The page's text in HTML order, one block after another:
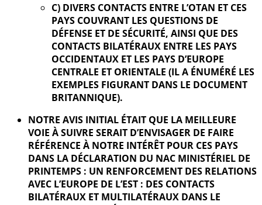
C) DIVERS CONTACTS ENTRE L’OTAN ET CES
PAYS COUVRANT LES QUESTIONS DE
DÉFENSE ET DE SÉCURITÉ, AINSI QUE DES
CONTACTS BILATÉRAUX ENTRE LES PAYS
OCCIDENTAUX ET LES PAYS D’EUROPE
CENTRALE ET ORIENTALE (IL A ÉNUMÉRÉ LES
EXEMPLES FIGURANT DANS LE DOCUMENT
BRITANNIQUE).
NOTRE AVIS INITIAL ÉTAIT QUE LA MEILLEURE
VOIE À SUIVRE SERAIT D’ENVISAGER DE FAIRE
RÉFÉRENCE À NOTRE INTÉRÊT POUR CES PAYS
DANS LA DÉCLARATION DU NAC MINISTÉRIEL DE
PRINTEMPS : UN RENFORCEMENT DES RELATIONS
AVEC L’EUROPE DE L’EST : DES CONTACTS
BILATÉRAUX ET MULTILATÉRAUX DANS LE